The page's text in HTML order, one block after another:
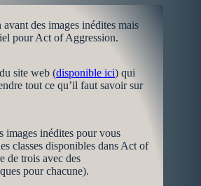
des images inédites mais
pour Act of Aggression.
site web (disponible ici) qui
tout ce qu’il faut savoir sur
images inédites pour vous
classes disponibles dans Act of
de trois avec des
pour chacune).